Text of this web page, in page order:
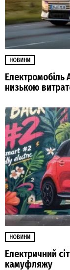
НОВИНИ
низькою
НОВИНИ
Електричний
камуфляжу